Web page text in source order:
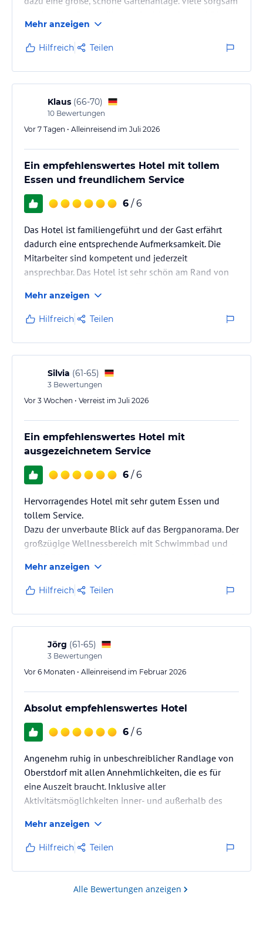
offene Freundlichkeit des Personals lässt auf ein
gutes Betriebsklima schließen. Das Preis-Leistungs-
Verhältnis ist unschlagbar!
Mehr anzeigen
Hilfreich Teilen
Klaus (66-70)
10 Bewertungen
Vor 7 Tagen • Alleinreisend im Juli 2026
Ein empfehlenswertes Hotel mit tollem
Essen und freundlichem Service
6 / 6
Das Hotel ist familiengeführt und der Gast erfährt
dadurch eine entsprechende Aufmerksamkeit. Die
Mitarbeiter sind kompetent und jederzeit
ansprechbar. Das Hotel ist sehr schön am Rand von
herrlichen Park.
Mehr anzeigen
Hilfreich Teilen
Silvia (61-65)
3 Bewertungen
Vor 3 Wochen • Verreist im Juli 2026
Ein empfehlenswertes Hotel mit
ausgezeichnetem Service
6 / 6
Hervorragendes Hotel mit sehr gutem Essen und
tollem Service.
Dazu der unverbaute Blick auf das Bergpanorama. Der
großzügige Wellnessbereich mit Schwimmbad und
Rundherum ein sehr schöner Urlaub.
Mehr anzeigen
Hilfreich Teilen
Jörg (61-65)
3 Bewertungen
Vor 6 Monaten • Alleinreisend im Februar 2026
Absolut empfehlenswertes Hotel
6 / 6
Angenehm ruhig in unbeschreiblicher Randlage von
Oberstdorf mit allen Annehmlichkeiten, die es für
eine Auszeit braucht. Inklusive aller
Aktivitätsmöglichkeiten inner- und außerhalb des
Mehr anzeigen
Hilfreich Teilen
Alle Bewertungen anzeigen